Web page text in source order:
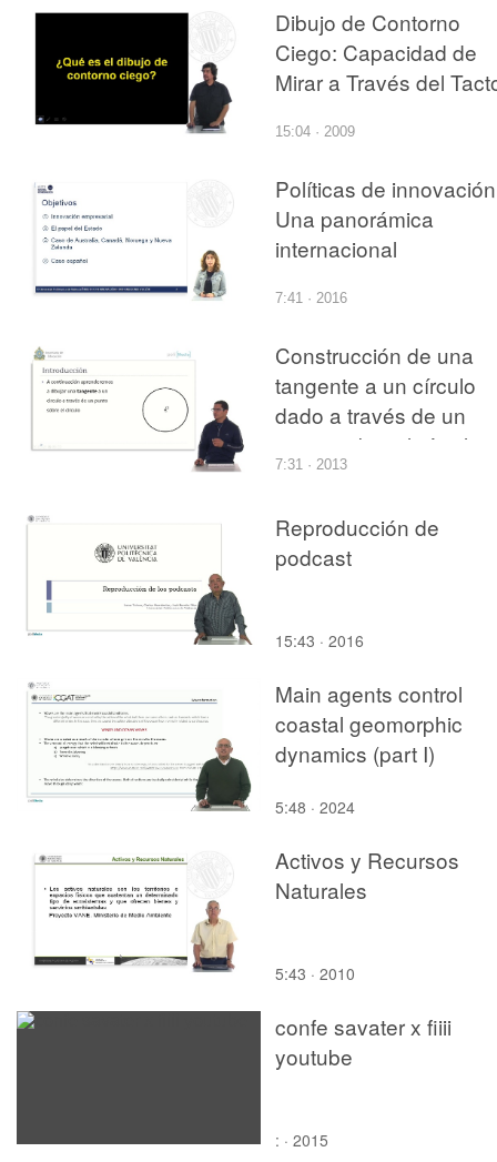
Dibujo de Contorno
Ciego: Capacidad de
Mirar a Través del
15:04 · 2009
Políticas de
Una panorámica
internacional
7:41 · 2016
Construcción de una
tangente a un círculo
dado a través de un
punto sobre el círculo
7:31 · 2013
Reproducción de
podcast
15:43 · 2016
Main agents control
coastal geomorphic
dynamics (part I)
5:48 · 2024
Activos y Recursos
Naturales
5:43 · 2010
confe savater x fiiii
youtube
: · 2015